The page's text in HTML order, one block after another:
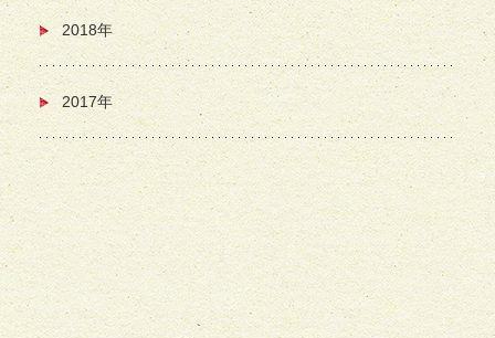
2018年
2017年